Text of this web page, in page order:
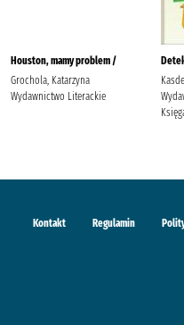
Houston, mamy problem /
Grochola, Katarzyna
Wydawnictwo Literackie
Kontakt Regulamin